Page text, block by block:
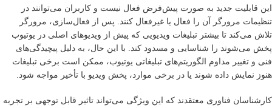
این قابلیت جدید به صورت پیش‌فرض فعال نیست و کاربران می‌توانند در
تنظیمات مرورگر آن را فعال یا غیرفعال کنند. پس از فعال‌سازی، مرورگر
تلاش می‌کند تا بیشتر تبلیغات ویدیویی که پیش از ویدیوهای اصلی در یوتیوب
پخش می‌شوند را شناسایی و مسدود کند. با این حال، به دلیل پیچیدگی‌های
فنی و تغییر مداوم الگوریتم‌های تبلیغاتی یوتیوب، ممکن است برخی تبلیغات
هنوز نمایش داده شوند یا در برخی موارد، پخش ویدیو با تأخیر مواجه شود.
کارشناسان فناوری معتقدند که این ویژگی می‌تواند تاثیر قابل توجهی بر تجربه